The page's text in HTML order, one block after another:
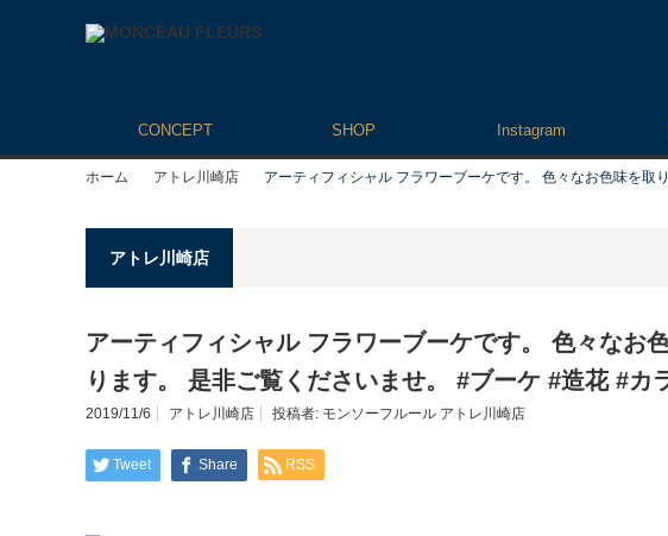
CONCEPT SHOP Instagram
ホーム アトレ川崎店 アーティフィシャル フラワーブーケです。 色々なお色味を
アトレ川崎店
アーティフィシャル フラワーブーケです。 色々なお
ります。 是非ご覧くださいませ。 #ブーケ #造花 #カ
2019/11/6 アトレ川崎店 投稿者: モンソーフルール アトレ川崎店
Tweet Share RSS